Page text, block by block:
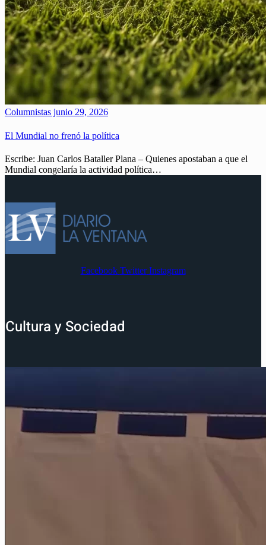
Columnistas junio 29, 2026
El Mundial no frenó la política
Escribe: Juan Carlos Bataller Plana – Quienes apostaban a que el
Mundial congelaría la actividad política…
Facebook Twitter Instagram
Cultura y Sociedad